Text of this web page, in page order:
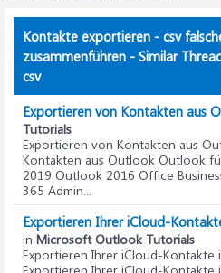
Kontakte exportieren - csv
zusammenführen - Similar
csv
Exportieren von Kontakten aus
Tutorials
Exportieren von Kontakten aus
Kontakten aus Outlook Outlook
2019 Outlook 2016 Office
365 Admin...
Exportieren Ihrer iCloud-
in Microsoft Outlook Tutorials
Exportieren Ihrer iCloud-Kontakte